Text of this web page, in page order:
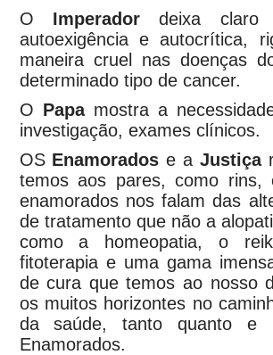
O Imperadordeixa claro
autoexigência e autocrítica,
maneira cruel nas doenças
determinado tipo de cancer.
O Papamostra a
investigação, exames clínicos.
OSEnamoradose a Justiça
temos aos pares, como rins,
enamorados nos falam das
de tratamento que não a
como a homeopatia, o
fitoterapia e uma gama
de cura que temos ao nosso
os muitos horizontes no
da saúde, tanto quanto
Enamorados.